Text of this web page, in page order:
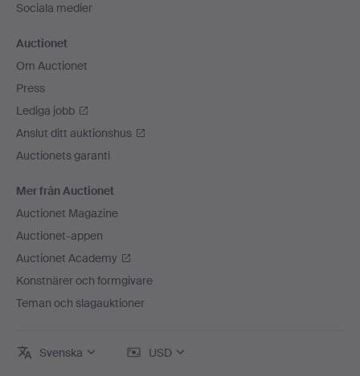
Sociala medier
Auctionet
Om Auctionet
Press
Lediga jobb
Anslut ditt auktionshus
Auctionets garanti
Mer från Auctionet
Auctionet Magazine
Auctionet-appen
Auctionet Academy
Konstnärer och formgivare
Teman och slagauktioner
Svenska USD